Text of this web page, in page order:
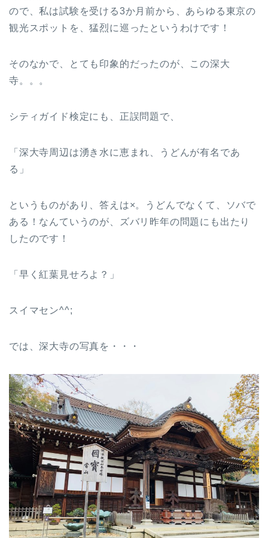
ので、私は試験を受ける3か月前から、あらゆる東京の
観光スポットを、猛烈に巡ったというわけです！
そのなかで、とても印象的だったのが、この深大
寺。。。
シティガイド検定にも、正誤問題で、
「深大寺周辺は湧き水に恵まれ、うどんが有名であ
る」
というものがあり、答えは×。うどんでなくて、ソバで
ある！なんていうのが、ズバリ昨年の問題にも出たり
したのです！
「早く紅葉見せろよ？」
スイマセン^^;
では、深大寺の写真を・・・